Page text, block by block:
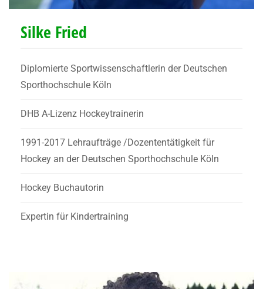
Silke Fried
Diplomierte Sportwissenschaftlerin der Deutschen
Sporthochschule Köln
DHB A-Lizenz Hockeytrainerin
1991-2017 Lehraufträge /Dozententätigkeit für
Hockey an der Deutschen Sporthochschule Köln
Hockey Buchautorin
Expertin für Kindertraining